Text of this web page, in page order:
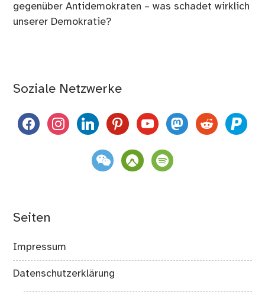
gegenüber Antidemokraten – was schadet wirklich
unserer Demokratie?
Soziale Netzwerke
facebookinstagramlinkedinpinterestyoutubemastodon
reddit paypal
weixin komootspotify
Seiten
Impressum
Datenschutzerklärung